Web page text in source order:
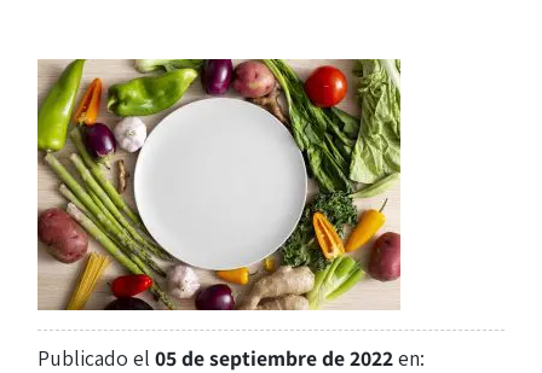
Publicado el05 de septiembre de 2022en: